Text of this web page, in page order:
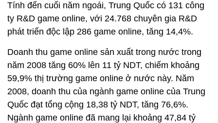
Tính đến cuối năm ngoái, Trung Quốc có 131 công
ty R&D game online, với 24.768 chuyên gia R&D
phát triển độc lập 286 game online, tăng 14,4%.
Doanh thu game online sản xuất trong nước trong
năm 2008 tăng 60% lên 11 tỷ NDT, chiếm khoảng
59,9% thị trường game online ở nước này. Năm
2008, doanh thu của ngành game online của Trung
Quốc đạt tổng cộng 18,38 tỷ NDT, tăng 76,6%.
Ngành game online đã mang lại khoảng 47,84 tỷ